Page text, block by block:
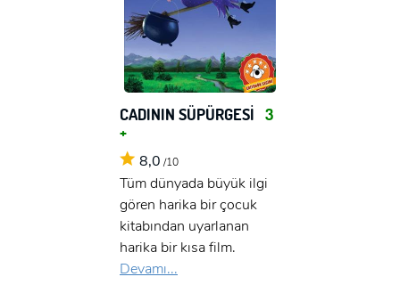
CADININ SÜPÜRGESİ 3
+
8,0 /10
Tüm dünyada büyük ilgi
gören harika bir çocuk
kitabından uyarlanan
harika bir kısa film.
Devamı...